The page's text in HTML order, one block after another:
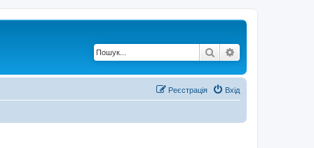
Пошук
Вхід
Реєстрація